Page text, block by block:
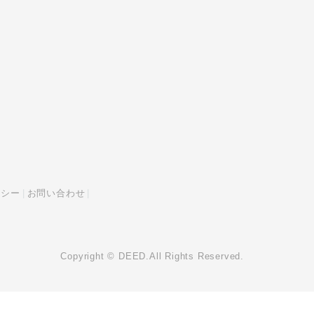
ー お問い合わせ
Copyright © DEED.All Rights Reserved.